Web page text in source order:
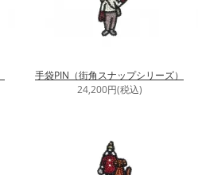
手袋PIN（街角スナップシリーズ）
24,200円(税込)